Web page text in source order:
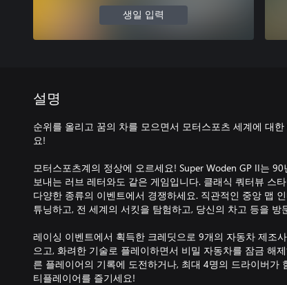
생일 입력
설명
순위를 올리고 꿈의 차를 모으면서 모터스포츠 세계에 대
요!
모터스포츠계의 정상에 오르세요! Super Woden GP II는
보내는 러브 레터와도 같은 게임입니다. 클래식 쿼터뷰 스
다양한 종류의 이벤트에서 경쟁하세요. 직관적인 중앙 맵
튜닝하고, 전 세계의 서킷을 탐험하고, 당신의 차고 등을 방
레이싱 이벤트에서 획득한 크레딧으로 9개의 자동차 제조
으고, 화려한 기술로 플레이하면서 비밀 자동차를 잠금 해
른 플레이어의 기록에 도전하거나, 최대 4명의 드라이버가
티플레이어를 즐기세요!